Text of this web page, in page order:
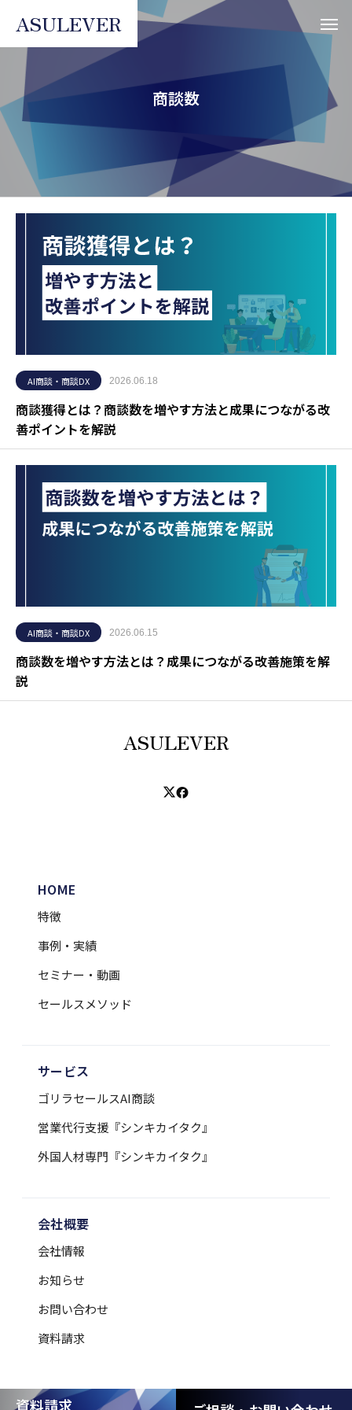
ASULEVER
商談数
AI商談・商談DX 2026.06.18
商談獲得とは？商談数を増やす方法と成果につながる改
善ポイントを解説
AI商談・商談DX 2026.06.15
商談数を増やす方法とは？成果につながる改善施策を解
説
ASULEVER
HOME
特徴
事例・実績
セミナー・動画
セールスメソッド
サービス
ゴリラセールスAI商談
営業代行支援『シンキカイタク』
外国人材専門『シンキカイタク』
会社概要
会社情報
お知らせ
お問い合わせ
資料請求
資料請求